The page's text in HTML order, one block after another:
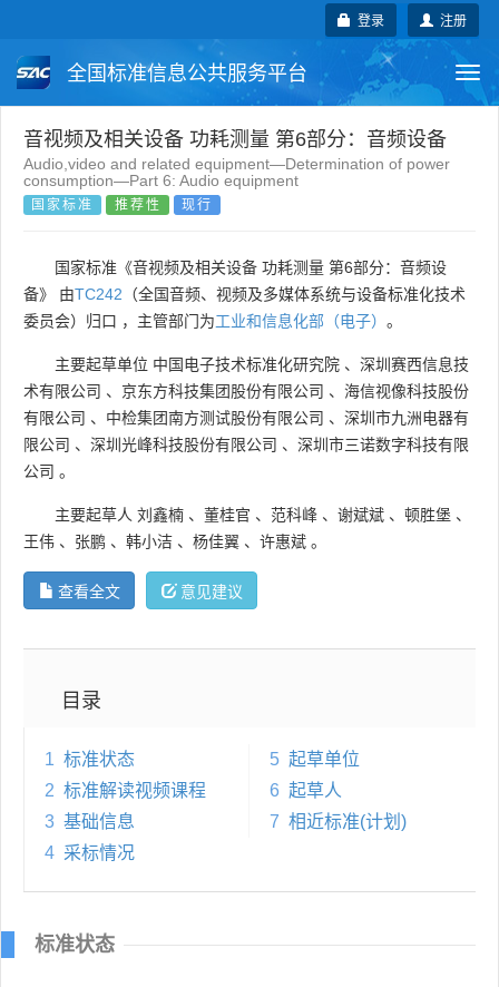
注册
登录
全国标准信息公共服务平台
国家标准 行业标准 地方标准
团体标准 企业标准
音视频及相关设备 功耗测量 第6部分：音频设备
Audio,video and related equipment—Determination of power
consumption—Part 6: Audio equipment
国家标准 推荐性 现行
国家标准《音视频及相关设备 功耗测量 第6部分：音频设
备》 由TC242 （全国音频、视频及多媒体系统与设备标准化技术
委员会）归口 ，主管部门为工业和信息化部（电子） 。
主要起草单位 中国电子技术标准化研究院 、 深圳赛西信息技
术有限公司 、 京东方科技集团股份有限公司 、 海信视像科技股份
有限公司 、 中检集团南方测试股份有限公司 、 深圳市九洲电器有
限公司 、 深圳光峰科技股份有限公司 、 深圳市三诺数字科技有限
公司 。
主要起草人 刘鑫楠 、 董桂官 、 范科峰 、 谢斌斌 、 顿胜堡 、
王伟 、 张鹏 、 韩小洁 、 杨佳翼 、 许惠斌 。
查看全文 意见建议
目录
1 标准状态
2 标准解读视频课程
3 基础信息
4 采标情况
5 起草单位
6 起草人
7 相近标准(计划)
标准状态